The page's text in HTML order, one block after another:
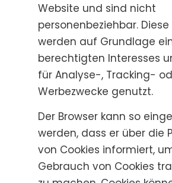
Website und sind nicht
personenbeziehbar. Diese
werden auf Grundlage
berechtigten Interesses
für Analyse-, Tracking-
Werbezwecke genutzt.
Der Browser kann so
werden, dass er über die
von Cookies informiert,
Gebrauch von Cookies